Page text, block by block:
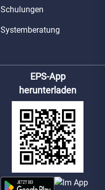
Schulungen
Systemberatung
EPS-App
herunterladen